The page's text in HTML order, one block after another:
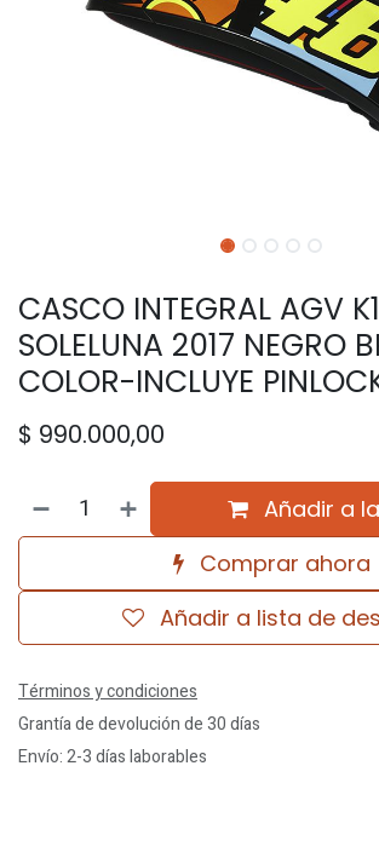
CASCO INTEGRAL AGV
SOLELUNA 2017 NEGRO
COLOR-INCLUYE
$ 990.000,00
Añadir a
Comprar ahora
Añadir a lista de
Términos y condiciones
Grantía de devolución de 30 días
Envío: 2-3 días laborables